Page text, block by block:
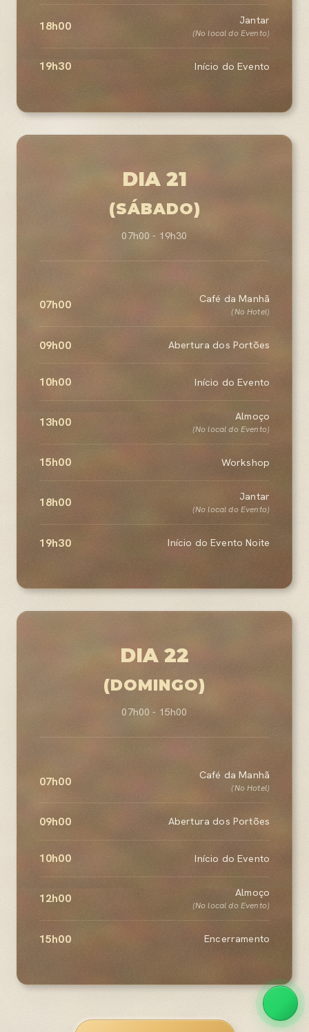
18h00 Jantar
(No local do Evento)
19h30 Início do Evento
DIA 21
(SÁBADO)
07h00 - 19h30
07h00 Café da Manhã
(No Hotel)
09h00 Abertura dos Portões
10h00 Início do Evento
13h00 Almoço
(No local do Evento)
15h00 Workshop
18h00 Jantar
(No local do Evento)
19h30 Início do Evento Noite
DIA 22
(DOMINGO)
07h00 - 15h00
07h00 Café da Manhã
(No Hotel)
09h00 Abertura dos Portões
10h00 Início do Evento
12h00 Almoço
(No local do Evento)
15h00 Encerramento